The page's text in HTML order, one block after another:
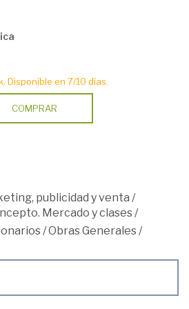
Disponible en 7/10 días.
COMPRAR
publicidad y venta /
Mercado y clases/
/Obras Generales/